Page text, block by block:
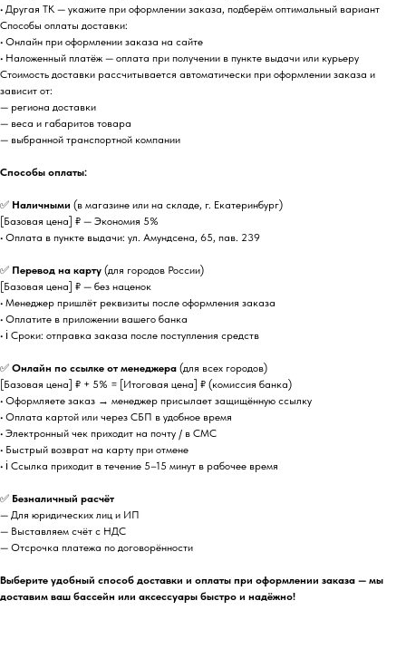
• Другая ТК — укажите при оформлении заказа, подберём оптимальный вариант
Способы оплаты доставки:
• Онлайн при оформлении заказа на сайте
• Наложенный платёж — оплата при получении в пункте выдачи или курьеру
Стоимость доставки рассчитывается автоматически при оформлении заказа и
зависит от:
— региона доставки
— веса и габаритов товара
— выбранной транспортной компании
Способы оплаты:
✅ Наличными (в магазине или на складе, г. Екатеринбург)
[Базовая цена] ₽ — Экономия 5%
• Оплата в пункте выдачи: ул. Амундсена, 65, пав. 239
✅ Перевод на карту (для городов России)
[Базовая цена] ₽ — без наценок
• Менеджер пришлёт реквизиты после оформления заказа
• Оплатите в приложении вашего банка
• ℹ️ Сроки: отправка заказа после поступления средств
✅ Онлайн по ссылке от менеджера (для всех городов)
[Базовая цена] ₽ + 5% = [Итоговая цена] ₽ (комиссия банка)
• Оформляете заказ → менеджер присылает защищённую ссылку
• Оплата картой или через СБП в удобное время
• Электронный чек приходит на почту / в СМС
• Быстрый возврат на карту при отмене
• ℹ️ Ссылка приходит в течение 5–15 минут в рабочее время
✅ Безналичный расчёт
— Для юридических лиц и ИП
— Выставляем счёт с НДС
— Отсрочка платежа по договорённости
Выберите удобный способ доставки и оплаты при оформлении заказа — мы
доставим ваш бассейн или аксессуары быстро и надёжно!